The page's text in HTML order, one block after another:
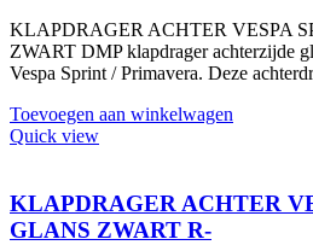
KLAPDRAGER ACHTER VESPA
ZWART DMP klapdrager achterzijde
Vespa Sprint / Primavera. Deze
Toevoegen aan winkelwagen
Quick view
KLAPDRAGER ACHTER
GLANS ZWART R-